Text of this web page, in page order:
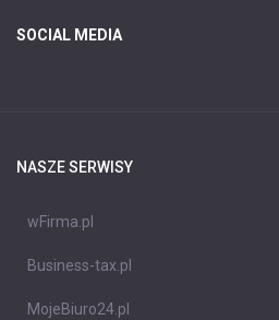
SOCIAL MEDIA
NASZE SERWISY
wFirma.pl
Business-tax.pl
MojeBiuro24.pl